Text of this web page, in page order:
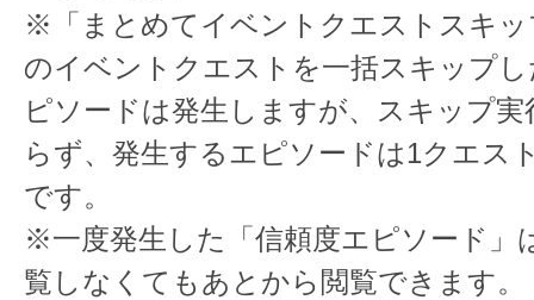
※「まとめてイベントクエストスキッ
のイベントクエストを一括スキップ
ピソードは発生しますが、スキップ
らず、発生するエピソードは1クエス
です。
※一度発生した「信頼度エピソード」
覧しなくてもあとから閲覧できます。